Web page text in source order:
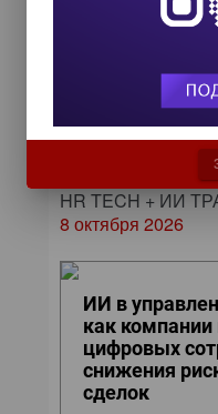
10 сентября 2026
18 сентября 2026
Управление
24 сентября 2026
HR TECH + ИИ
8 октября 2026
ИИ в
как
цифровых
снижения
сделок